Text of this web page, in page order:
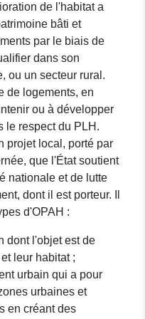
de l'habitat a
bâti et
par le biais de
dans son
ou un secteur rural.
de logements, en
ou à développer
le respect du PLH.
projet local, porté par
que l'État soutient
nationale et de lutte
dont il est porteur. Il
d'OPAH :
dont l'objet est de
leur habitat ;
urbain qui a pour
urbaines et
en créant des